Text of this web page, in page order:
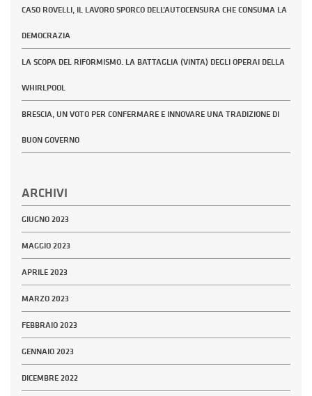
CASO ROVELLI, IL LAVORO SPORCO DELL’AUTOCENSURA CHE CONSUMA LA
DEMOCRAZIA
LA SCOPA DEL RIFORMISMO. LA BATTAGLIA (VINTA) DEGLI OPERAI DELLA
WHIRLPOOL
BRESCIA, UN VOTO PER CONFERMARE E INNOVARE UNA TRADIZIONE DI
BUON GOVERNO
ARCHIVI
GIUGNO 2023
MAGGIO 2023
APRILE 2023
MARZO 2023
FEBBRAIO 2023
GENNAIO 2023
DICEMBRE 2022